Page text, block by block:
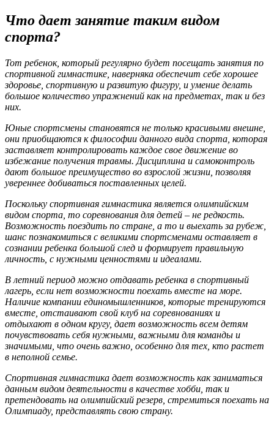
Что дает занятие таким видом
спорта?
Тот ребенок, который регулярно будет посещать занятия по
спортивной гимнастике, наверняка обеспечит себе хорошее
здоровье, спортивную и развитую фигуру, и умение делать
большое количество упражнений как на предметах, так и без
них.
Юные спортсмены становятся не только красивыми внешне,
они приобщаются к философии данного вида спорта, которая
заставляет контролировать каждое свое движение во
избежание получения травмы. Дисциплина и самоконтроль
дают большое преимущество во взрослой жизни, позволяя
увереннее добиваться поставленных целей.
Поскольку спортивная гимнастика является олимпийским
видом спорта, то соревнования для детей – не редкость.
Возможность поездить по стране, а то и выехать за рубеж,
шанс познакомиться с великими спортсменами оставляет в
сознании ребенка большой след и формирует правильную
личность, с нужными ценностями и идеалами.
В летний период можно отдавать ребенка в спортивный
лагерь, если нет возможности поехать вместе на море.
Наличие компании единомышленников, которые тренируются
вместе, отстаивают свой клуб на соревнованиях и
отдыхают в одном кругу, дает возможность всем детям
почувствовать себя нужными, важными для команды и
значимыми, что очень важно, особенно для тех, кто растет
в неполной семье.
Спортивная гимнастика дает возможность как заниматься
данным видом деятельности в качестве хобби, так и
претендовать на олимпийский резерв, стремиться поехать на
Олимпиаду, представлять свою страну.